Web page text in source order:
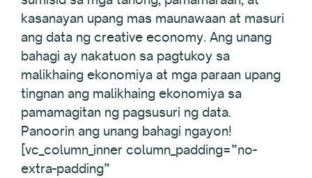
kasanayan upang mas maunawaan at masuri
ang data ng creative economy. Ang unang
bahagi ay nakatuon sa pagtukoy sa
malikhaing ekonomiya at mga paraan upang
tingnan ang malikhaing ekonomiya sa
pamamagitan ng pagsusuri ng data.
Panoorin ang unang bahagi ngayon!
[vc_column_inner column_padding=”no-
extra-padding”